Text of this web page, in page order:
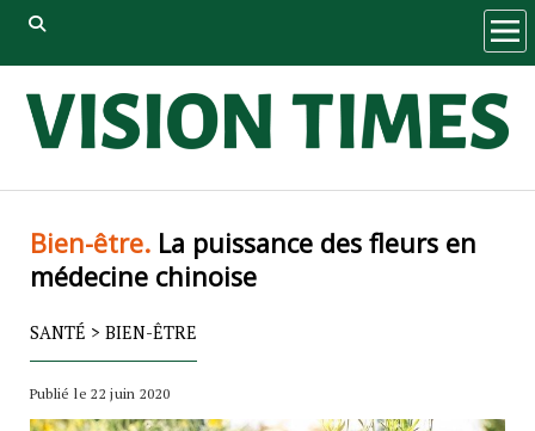
Bien-être.La puissance des fleurs en
médecine chinoise
SANTÉ > BIEN-ÊTRE
Publié le 22 juin 2020